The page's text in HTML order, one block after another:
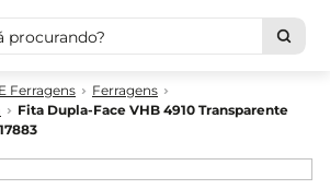
procurando?
Ferragens
Ferragens
Fita Dupla-Face VHB 4910 Transparente